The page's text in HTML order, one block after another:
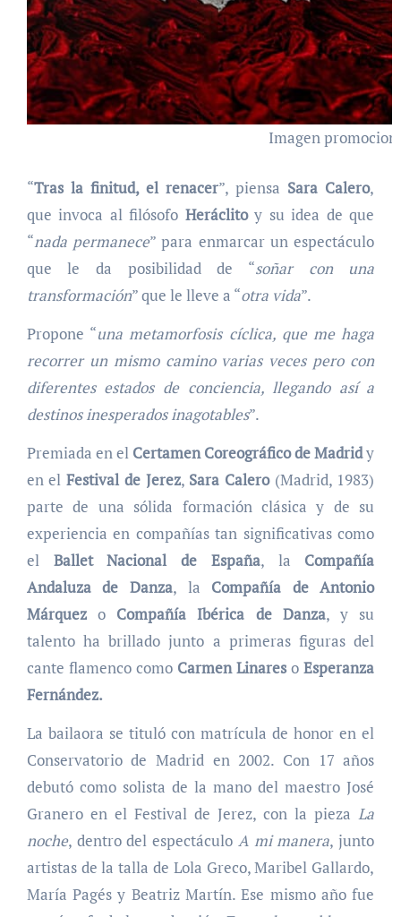
Imagen
“Tras la finitud, el renacer”, piensa Sara Calero,
que invoca al filósofo Heráclitoy su idea de que
“nada permanece” para enmarcar un espectáculo
que le da posibilidad de “soñar con una
transformación” que le lleve a “otra vida”.
Propone “una metamorfosis cíclica, que me haga
recorrer un mismo camino varias veces pero con
diferentes estados de conciencia, llegando así a
destinos inesperados inagotables”.
Premiada en el Certamen Coreográfico de Madridy
en elFestival de Jerez, Sara Calero(Madrid, 1983)
parte de una sólida formación clásica y de su
experiencia en compañías tan significativas como
el Ballet Nacional de España, la Compañía
Andaluza de Danza, la Compañía de Antonio
Márquez o Compañía Ibérica de Danza, y su
talento ha brillado junto a primeras figuras del
cante flamenco como Carmen Linareso Esperanza
Fernández.
La bailaora se tituló con matrícula de honor en el
Conservatorio de Madrid en 2002. Con 17 años
debutó como solista de la mano del maestro José
Granero en el Festival de Jerez, con la pieza La
noche, dentro del espectáculo A mi manera, junto
artistas de la talla de Lola Greco, Maribel Gallardo,
María Pagés y Beatriz Martín. Ese mismo año fue